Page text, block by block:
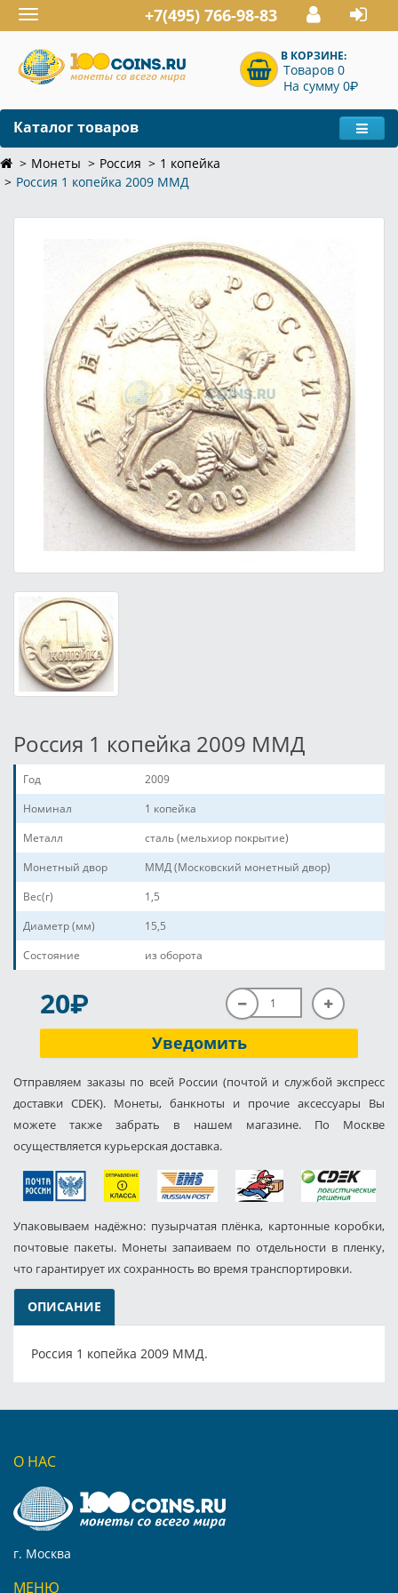
Toggle
navigation
+7(495) 766-98-83
В КОРЗИНЕ:
Товаров 0
На сумму 0P
Каталог товаров
Монеты Россия
1 копейка
Россия 1 копейка 2009 ММД
Россия 1 копейка 2009 ММД
Год
2009
Номинал
1 копейка
Металл
сталь (мельхиор покрытие)
Монетный двор
ММД (Московский монетный двор)
Вес(г)
1,5
Диаметр (мм)
15,5
Состояние
из оборота
20P
Уведомить
Отправляем заказы по всей России (почтой и службой экспресс
доставки CDEK). Монеты, банкноты и прочие аксессуары Вы
можете также забрать в нашем магазине. По Москве
осуществляется курьерская доставка.
Упаковываем надёжно: пузырчатая плёнка, картонные коробки,
почтовые пакеты. Монеты запаиваем по отдельности в пленку,
что гарантирует их сохранность во время транспортировки.
ОПИСАНИЕ
Россия 1 копейка 2009 ММД.
О НАС
г. Москва
МЕНЮ